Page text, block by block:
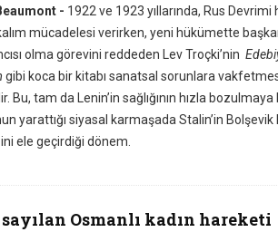
- 1922 ve 1923 yıllarında, Rus Devrimi
mücadelesi verirken, yeni hükümette
olma görevini reddeden Lev Troçki’nin
gibi koca bir kitabı sanatsal sorunlara
Bu, tam da Lenin’in sağlığının hızla bozulmaya
yarattığı siyasal karmaşada Stalin’in Bolşevik
ele geçirdiği dönem.
Osmanlı kadın hareketi